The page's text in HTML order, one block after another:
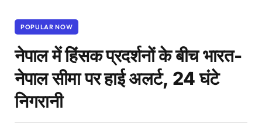
POPULAR NOW
नेपाल में हिंसक प्रदर्शनों के बीच भारत-
नेपाल सीमा पर हाई अलर्ट, 24 घंटे
निगरानी